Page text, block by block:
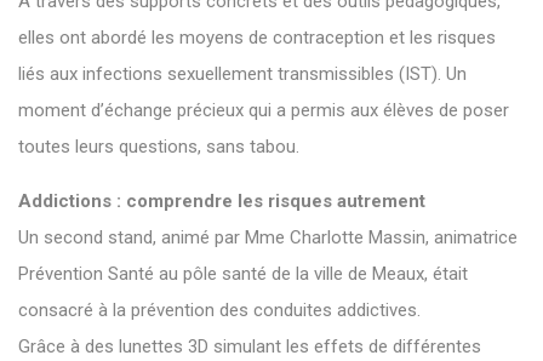
elles ont abordé les moyens de contraception et les risques
liés aux infections sexuellement transmissibles (IST). Un
moment d’échange précieux qui a permis aux élèves de poser
toutes leurs questions, sans tabou.
Addictions : comprendre les risques autrement
Un second stand, animé par Mme Charlotte Massin, animatrice
Prévention Santé au pôle santé de la ville de Meaux, était
consacré à la prévention des conduites addictives.
Grâce à des lunettes 3D simulant les effets de différentes